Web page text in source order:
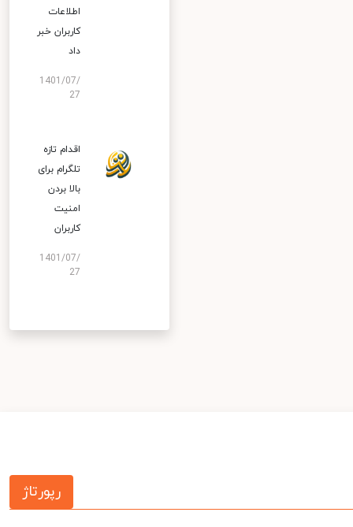
اطلاعات
کاربران خبر
داد
1401/07/
27
اقدام تازه
تلگرام برای
بالا بردن
امنیت
کاربران
1401/07/
27
رپورتاژ